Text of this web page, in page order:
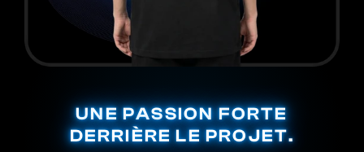
UNE PASSION FORTE
DERRIÈRE LE PROJET.